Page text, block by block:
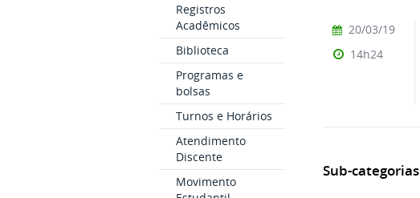
Registros
Acadêmicos
Biblioteca
Programas e
bolsas
Turnos e Horários
Atendimento
Discente
Movimento
20/03/19
14h24
Sub-categorias